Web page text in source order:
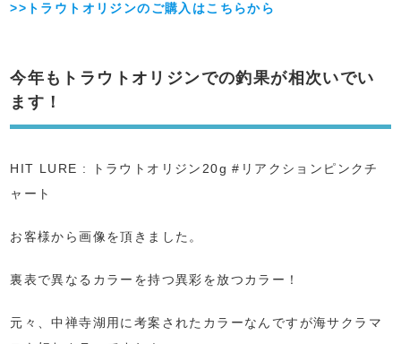
>>トラウトオリジンのご購入はこちらから
今年もトラウトオリジンでの釣果が相次いでい
ます！
HIT LURE : トラウトオリジン20g #リアクションピンクチ
ャート
お客様から画像を頂きました。
裏表で異なるカラーを持つ異彩を放つカラー！
元々、中禅寺湖用に考案されたカラーなんですが海サクラマ